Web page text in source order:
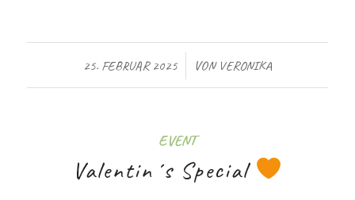
25. FEBRUAR 2025
/ VON VERONIKA
EVENT
Valentin´s Special